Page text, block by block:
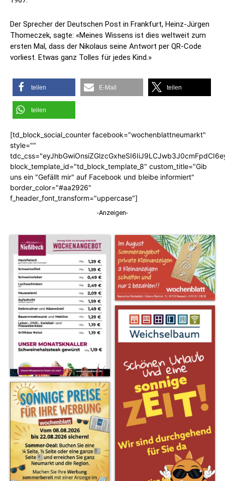
Der Sprecher der Deutschen Post in Frankfurt, Heinz-Jürgen
Thomeczek, sagte: «Meines Wissens ist dies weltweit zum
ersten Mal, dass der Nikolaus seine Antwort per QR-Code
vorliest. Etwas ganz Tolles für jedes Kind.»
teilen E-Mail teilen
teilen
[td_block_social_counter facebook="wochenblattneumarkt"
style=""
block_template_id="td_block_template_8" custom_title="Gib
uns ein "Gefällt mir" auf Facebook und bleibe informiert"
border_color="#aa2926"
f_header_font_transform="uppercase"]
-Anzeigen-